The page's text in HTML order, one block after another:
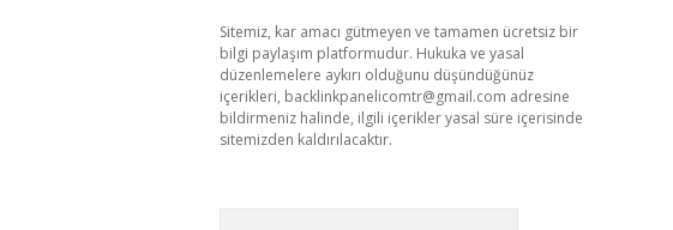
Sitemiz, kar amacı gütmeyen ve tamamen ücretsiz bir
bilgi paylaşım platformudur. Hukuka ve yasal
düzenlemelere aykırı olduğunu düşündüğünüz
içerikleri, backlinkpanelicomtr@gmail.com adresine
bildirmeniz halinde, ilgili içerikler yasal süre içerisinde
sitemizden kaldırılacaktır.